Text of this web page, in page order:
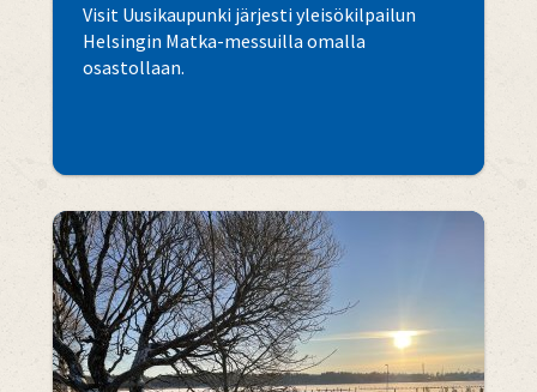
Visit Uusikaupunki järjesti yleisökilpailun
Helsingin Matka-messuilla omalla
osastollaan.